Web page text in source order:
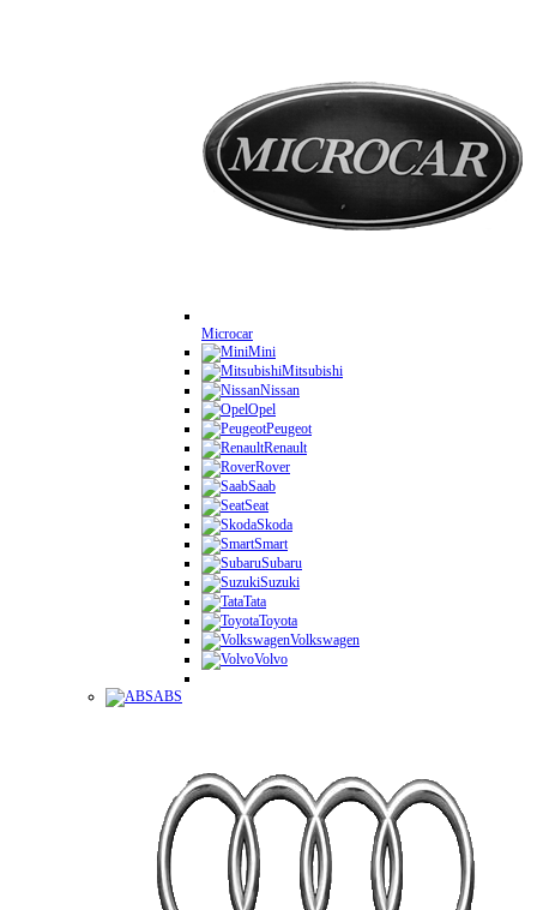
Microcar
Mini
Mitsubishi
Nissan
Opel
Peugeot
Renault
Rover
Saab
Seat
Skoda
Smart
Subaru
Suzuki
Tata
Toyota
Volkswagen
Volvo
ABS